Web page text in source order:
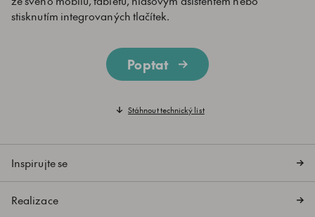
stisknutím integrovaných tlačítek.
Poptat
Stáhnout technický list
Inspirujte se
Realizace